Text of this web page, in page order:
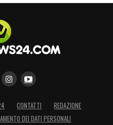
CONTATTI
REDAZIONE
DEI DATI PERSONALI